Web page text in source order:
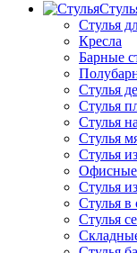
Стулья
Кресла
Барные
Стулья
Стулья
Стулья
Стулья
Стулья
Офисные
Стулья
Стулья
Стулья